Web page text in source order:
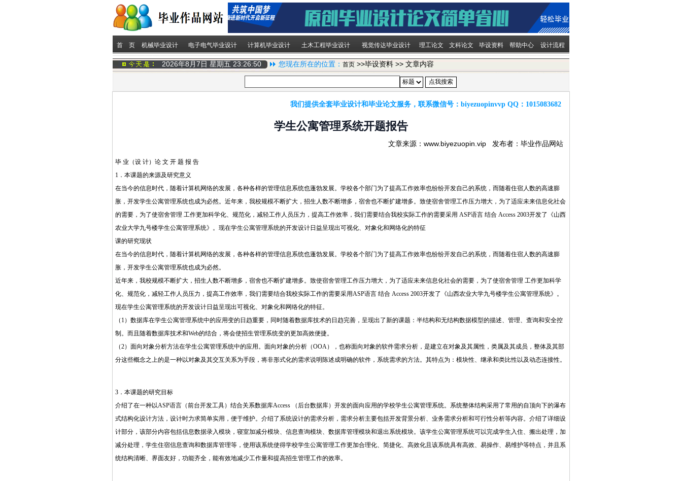
首 页 机械毕业设计 电子电气毕业设计 计算机毕业设计 土木工程毕业设计 视觉传达毕业设计 理工论文 文科论文 毕设资料 帮助中心 设计流程
2026年8月7日 星期五 23:26:51 您现在所在的位置： 首页 >>毕设资料 >> 文章内容
我们提供全套毕业设计和毕业论文服务，联系微信号： biyezuopinvvp QQ： 1015083682
学生公寓管理系统开题报告
文章来源：www.biyezuopin.vip 发布者：毕业作品网站
毕 业（设 计）论 文 开 题 报 告
1．本课题的来源及研究意义
在当今的信息时代，随着计算机网络的发展，各种各样的管理信息系统也蓬勃发展。学校各个部门为了提高工作效率也纷纷开发自己的系统，而随着住宿人数的高速膨
胀，开发学生公寓管理系统也成为必然。近年来，我校规模不断扩大，招生人数不断增多，宿舍也不断扩建增多。致使宿舍管理工作压力增大，为了适应未来信息化社会
的需要，为了使宿舍管理 工作更加科学化、规范化，减轻工作人员压力，提高工作效率，我们需要结合我校实际工作的需要采用 ASP语言 结合 Access 2003开发了《山西
农业大学九号楼学生公寓管理系统》。现在学生公寓管理系统的开发设计日益呈现出可视化、对象化和网络化的特征
课的研究现状
在当今的信息时代，随着计算机网络的发展，各种各样的管理信息系统也蓬勃发展。学校各个部门为了提高工作效率也纷纷开发自己的系统，而随着住宿人数的高速膨
胀，开发学生公寓管理系统也成为必然。
近年来，我校规模不断扩大，招生人数不断增多，宿舍也不断扩建增多。致使宿舍管理工作压力增大，为了适应未来信息化社会的需要，为了使宿舍管理 工作更加科学
化、规范化，减轻工作人员压力，提高工作效率，我们需要结合我校实际工作的需要采用ASP语言 结合 Access 2003开发了《山西农业大学九号楼学生公寓管理系统》。
现在学生公寓管理系统的开发设计日益呈现出可视化、对象化和网络化的特征。
（1）数据库在学生公寓管理系统中的应用变的日趋重要，同时随着数据库技术的日趋完善，呈现出了新的课题：半结构和无结构数据模型的描述、管理、查询和安全控
制。而且随着数据库技术和Web的结合，将会使招生管理系统变的更加高效便捷。
（2）面向对象分析方法在学生公寓管理系统中的应用。面向对象的分析（OOA），也称面向对象的软件需求分析，是建立在对象及其属性，类属及其成员，整体及其部
分这些概念之上的是一种以对象及其交互关系为手段，将非形式化的需求说明陈述成明确的软件，系统需求的方法。其特点为：模块性、继承和类比性以及动态连接性。
3．本课题的研究目标
介绍了在一种以ASP语言（前台开发工具）结合关系数据库Access （后台数据库）开发的面向应用的学校学生公寓管理系统。系统整体结构采用了常用的自顶向下的瀑布
式结构化设计方法，设计时力求简单实用，便于维护。介绍了系统设计的需求分析，需求分析主要包括开发背景分析、业务需求分析和可行性分析等内容。介绍了详细设
计部分，该部分内容包括信息数据录入模块，寝室加减分模块、信息查询模块、数据库管理模块和退出系统模块。该学生公寓管理系统可以完成学生入住、搬出处理，加
减分处理，学生住宿信息查询和数据库管理等，使用该系统使得学校学生公寓管理工作更加合理化、简捷化、高效化且该系统具有高效、易操作、易维护等特点，并且系
统结构清晰、界面友好，功能齐全，能有效地减少工作量和提高招生管理工作的效率。